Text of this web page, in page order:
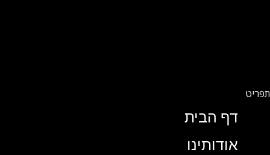
דף הבית
אודותינו